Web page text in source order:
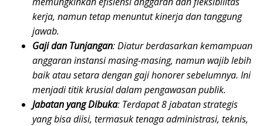
kerja, namun tetap menuntut kinerja dan tanggung
jawab.
Gaji dan Tunjangan: Diatur berdasarkan kemampuan
anggaran instansi masing-masing, namun wajib lebih
baik atau setara dengan gaji honorer sebelumnya. Ini
menjadi titik krusial dalam pengawasan publik.
Jabatan yang Dibuka: Terdapat 8 jabatan strategis
yang bisa diisi, termasuk tenaga administrasi, teknis,